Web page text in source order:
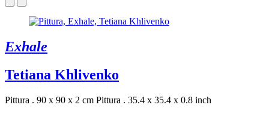
Exhale
Tetiana Khlivenko
Pittura . 90 x 90 x 2 cm Pittura . 35.4 x 35.4 x 0.8 inch